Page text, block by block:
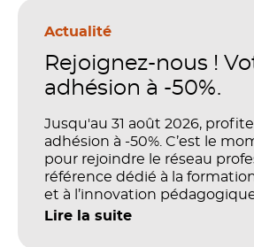
Actualité
Rejoignez-nous !
adhésion à -50%.
Jusqu'au 31 août 2026,
adhésion à -50%. C’est le
pour rejoindre le réseau
référence dédié à la
et à l’innovation
Lire la suite